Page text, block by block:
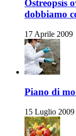
Ostreopsis
dobbiamo
17 Aprile 2009
Piano di
15 Luglio 2009